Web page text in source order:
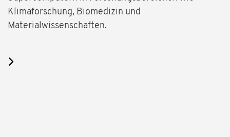
Klimaforschung, Biomedizin und
Materialwissenschaften.